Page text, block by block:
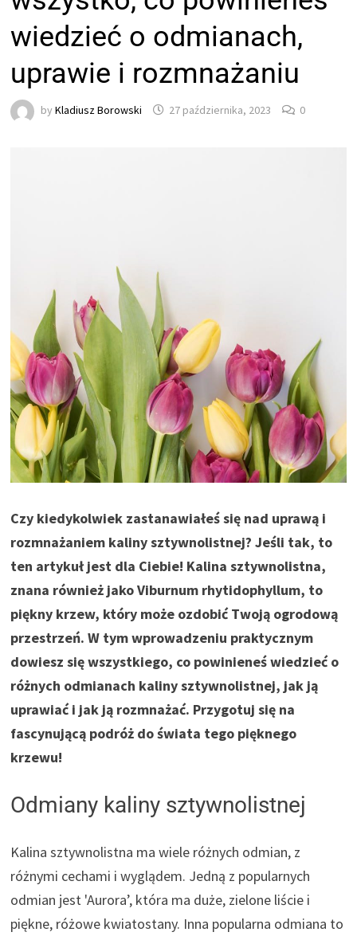
wiedzieć o odmianach,
uprawie i rozmnażaniu
byKladiusz Borowski 27 października, 2023 0
Czy kiedykolwiek zastanawiałeś się nad uprawą i
rozmnażaniem kaliny sztywnolistnej? Jeśli tak, to
ten artykuł jest dla Ciebie! Kalina sztywnolistna,
znana również jako Viburnum rhytidophyllum, to
piękny krzew, który może ozdobić Twoją ogrodową
przestrzeń. W tym wprowadzeniu praktycznym
dowiesz się wszystkiego, co powinieneś wiedzieć o
różnych odmianach kaliny sztywnolistnej, jak ją
uprawiać i jak ją rozmnażać. Przygotuj się na
fascynującą podróż do świata tego pięknego
krzewu!
Odmiany kaliny sztywnolistnej
Kalina sztywnolistna ma wiele różnych odmian, z
różnymi cechami i wyglądem. Jedną z popularnych
odmian jest 'Aurora’, która ma duże, zielone liście i
piękne, różowe kwiatostany. Inna popularna odmiana to